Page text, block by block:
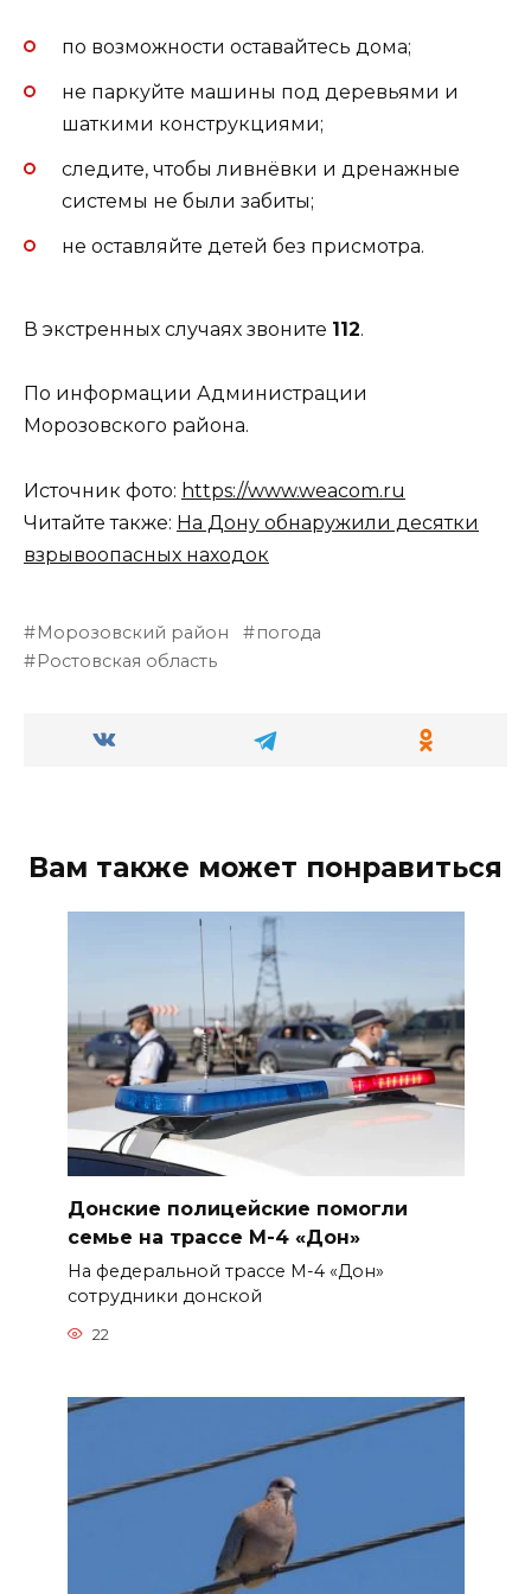
по возможности оставайтесь дома;
не паркуйте машины под деревьями и
шаткими конструкциями;
следите, чтобы ливнёвки и дренажные
системы не были забиты;
не оставляйте детей без присмотра.
В экстренных случаях звоните 112.
По информации Администрации
Морозовского района.
Источник фото: https://www.weacom.ru
Читайте также: На Дону обнаружили десятки
взрывоопасных находок
Морозовский район
погода
Ростовская область
Вам также может понравиться
Донские полицейские помогли
семье на трассе М-4 «Дон»
На федеральной трассе М-4 «Дон»
сотрудники донской
22